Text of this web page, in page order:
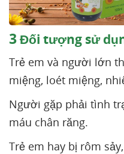
3Đối tượng sử
Trẻ em và người lớn
miệng, loét miệng,
Người gặp phải tình
máu chân răng.
Trẻ em hay bị rôm